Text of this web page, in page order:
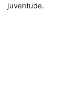
juventude.